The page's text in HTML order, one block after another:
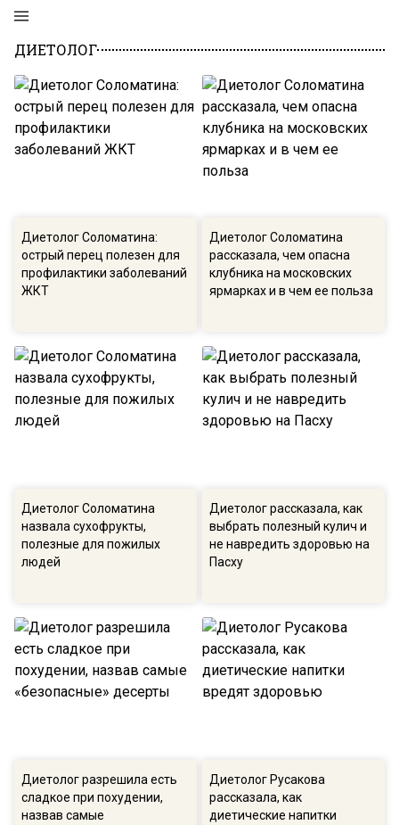
ДИЕТОЛОГ
Диетолог Соломатина:
острый перец полезен для
профилактики заболеваний
ЖКТ
Диетолог Соломатина
рассказала, чем опасна
клубника на московских
ярмарках и в чем ее польза
Диетолог Соломатина
назвала сухофрукты,
полезные для пожилых
людей
Диетолог рассказала, как
выбрать полезный кулич и
не навредить здоровью на
Пасху
Диетолог разрешила есть
сладкое при похудении,
назвав самые
Диетолог Русакова
рассказала, как
диетические напитки